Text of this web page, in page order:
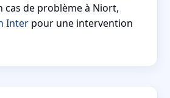
cas de problème à Niort,
Inter pour une intervention